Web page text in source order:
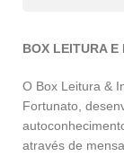
BOX LEITURA E
O Box Leitura &
Fortunato,
através de